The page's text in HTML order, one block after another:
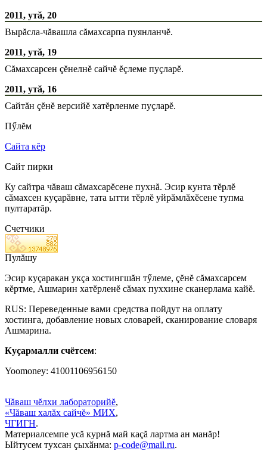
2011, утă, 20
Вырăсла-чăвашла сăмахсарпа пуянланчĕ.
2011, утă, 19
Сăмахсарсен çĕнелнĕ сайчĕ ĕçлеме пуçларĕ.
2011, утă, 16
Сайтăн çĕнĕ версийĕ хатĕрленме пуçларĕ.
Пӳлĕм
Сайта кĕр
Сайт пирки
Ку сайтра чăваш сăмахсарĕсене пухнă. Эсир кунта тĕрлĕ
сăмахсен куçарăвне, тата ытти тĕрлĕ уйрăмлăхĕсене тупма
пултаратăр.
Счетчики
Пулăшу
Эсир куçаракан укçа хостингшăн тӳлеме, çĕнĕ сăмахсарсем
кĕртме, Ашмарин хатĕрленĕ сăмах пуххине сканерлама кайĕ.
RUS: Переведенные вами средства пойдут на оплату
хостинга, добавление новых словарей, сканирование словаря
Ашмарина.
Куçармалли счётсем:
Yoomoney: 41001106956150
Чăваш чĕлхи лабораторийĕ,
«Чăваш халăх сайчĕ» МИХ,
ЧГИГН.
Материалсемпе усă курнă май каçă лартма ан манăр!
Ыйтусем тухсан ҫыхӑнма: p-code@mail.ru.